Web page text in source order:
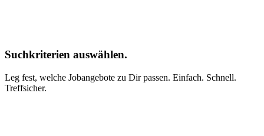
Suchkriterien auswählen.
Leg fest, welche Jobangebote zu Dir passen. Einfach. Schnell.
Treffsicher.